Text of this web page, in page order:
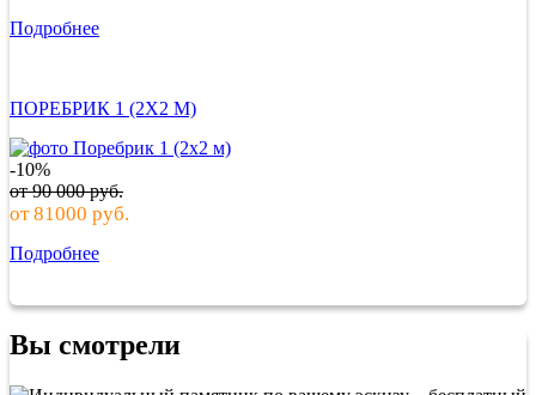
Подробнее
ПОРЕБРИК 1 (2Х2 М)
-10%
от90 000руб.
от81000 руб.
Подробнее
Вы смотрели